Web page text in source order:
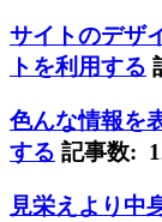
サイトのデザ
トを利用する
色んな情報を
する 記事数:
見栄えより中